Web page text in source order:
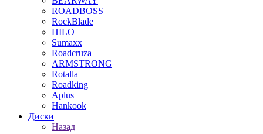
ROADBOSS
RockBlade
HILO
Sumaxx
Roadcruza
ARMSTRONG
Rotalla
Roadking
Aplus
Hankook
Диски
Назад